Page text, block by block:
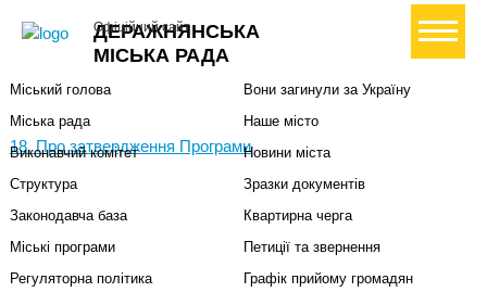
ДЕРАЖНЯНСЬКА
МІСЬКА РАДА
Офіційний сайт+ Створити петицію
18. Про затвердження Програми
Міська влада
Міський голова
Міська рада
Виконавчий комітет
Структура
Законодавча база
Міські програми
Регуляторна політика
Громадянам
Вони загинули за Україну
Наше місто
Новини міста
Зразки документів
Квартирна черга
Петиції та звернення
Графік прийому громадян